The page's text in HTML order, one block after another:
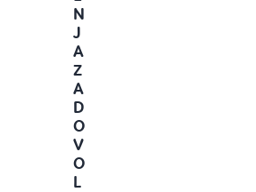
N
J
A
Z
A
D
O
V
O
L